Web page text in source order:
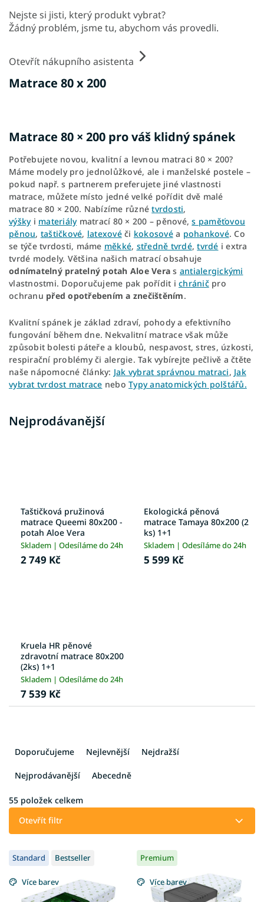
Matrace 80 x 200
Nejste si jisti, který produkt vybrat?
Žádný problém, jsme tu, abychom vás provedli.
Otevřít nákupního asistenta
Matrace 80 × 200 pro váš klidný spánek
Potřebujete novou, kvalitní a levnou matraci 80 × 200?
Máme modely pro jednolůžkové, ale i manželské postele –
pokud např. s partnerem preferujete jiné vlastnosti
matrace, můžete místo jedné velké pořídit dvě malé
matrace 80 × 200. Nabízíme různétvrdosti,
výškyi materiálymatrací 80 × 200 – pěnové,s paměťovou
pěnou, taštičkové, latexovéči kokosovéa pohankové. Co
se týče tvrdosti, máme měkké, středně tvrdé,tvrdé i extra
tvrdé modely. Většina našich matrací obsahuje
odnímatelný pratelný potah Aloe Vera s antialergickými
vlastnostmi. Doporučujeme pak pořídit i chráničpro
ochranu před opotřebením a znečištěním.
Kvalitní spánek je základ zdraví, pohody a efektivního
fungování během dne. Nekvalitní matrace však může
způsobit bolesti páteře a kloubů, nespavost, stres, úzkosti,
respirační problémy či alergie. Tak vybírejte pečlivě a čtěte
naše nápomocné články: Jak vybrat správnou matraci, Jak
vybrat tvrdost matrace nebo Typy anatomických polštářů.
Nejprodávanější
Taštičková pružinová
matrace Queemi 80x200 -
potah Aloe Vera
Skladem | Odesíláme do 24h
2 749 Kč
Ekologická pěnová
matrace Tamaya 80x200 (2
ks) 1+1
Skladem | Odesíláme do 24h
5 599 Kč
Kruela HR pěnové
zdravotní matrace 80x200
(2ks) 1+1
Skladem | Odesíláme do 24h
7 539 Kč
í
p
d
u
k
Doporučujeme Nejlevnější Nejdražší
Nejprodávanější Abecedně
55 položek celkem
Otevřít filtr
V
ý
p
i
Standard Bestseller
Více barev
Premium
Více barev